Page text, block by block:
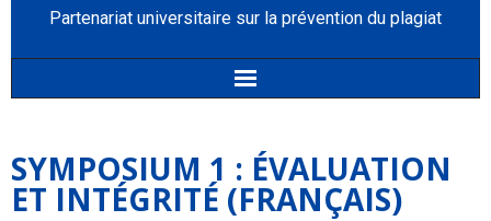
Partenariat universitaire sur la prévention du plagiat
Qui nous sommes
SYMPOSIUM 1 : ÉVALUATION
ET INTÉGRITÉ (FRANÇAIS)